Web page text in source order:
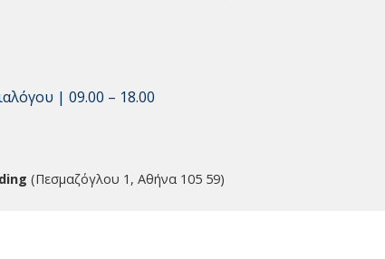
| 09.00 – 18.00
(Πεσμαζόγλου 1, Αθήνα 105 59)